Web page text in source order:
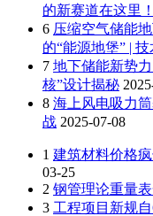
的新赛道在这里！
6 压缩空气储能
的“能源地堡” |
7 地下储能新势
核”设计揭秘
8 海上风电吸力
战 2025-07-08
1 建筑材料价格
03-25
2 钢管理论重量
3 工程项目新规